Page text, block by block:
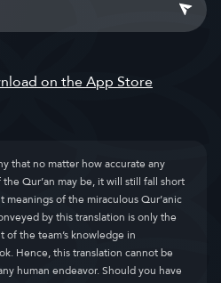
that no matter how accurate any
Qur’an may be, it will still fall short
of the miraculous Qur’anic
by this translation is only the
the team’s knowledge in
Hence, this translation cannot be
human endeavor. Should you have